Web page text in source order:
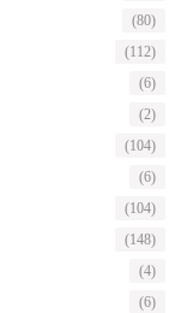
(80)
(112)
(6)
(2)
(104)
(6)
(104)
(148)
(4)
(6)